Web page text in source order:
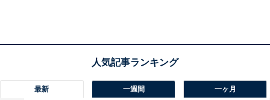
変化が。九州への異動を決めた宗佑は理沙に「ついて来
てほしい」と告げるが、理沙は息子・春樹（石塚陸翔）
天地に2人で遊びに行く約束をするのでした。
最新 一週間 一ヶ月